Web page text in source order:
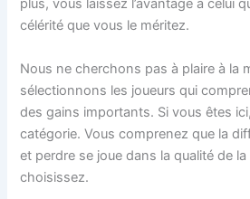
plus, vous laissez l’avantage à celui
célérité que vous le méritez.
Nous ne cherchons pas à plaire à la
sélectionnons les joueurs qui
des gains importants. Si vous êtes
catégorie. Vous comprenez que la
et perdre se joue dans la qualité de
choisissez.